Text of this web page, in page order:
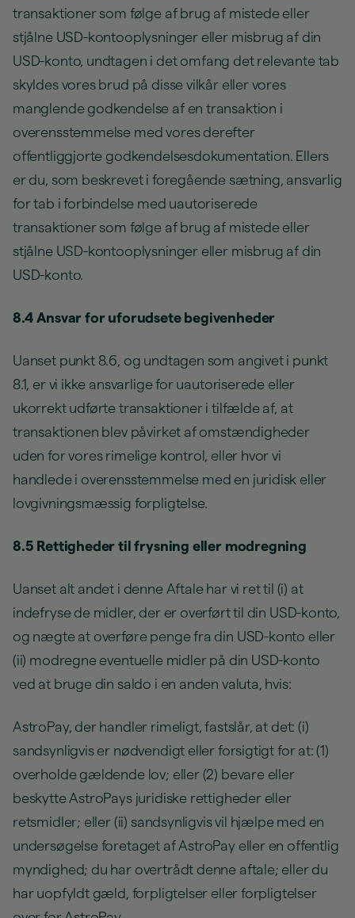
transaktioner som følge af brug af mistede eller
stjålne USD-kontooplysninger eller misbrug af din
USD-konto, undtagen i det omfang det relevante tab
skyldes vores brud på disse vilkår eller vores
manglende godkendelse af en transaktion i
overensstemmelse med vores derefter
offentliggjorte godkendelsesdokumentation. Ellers
er du, som beskrevet i foregående sætning, ansvarlig
for tab i forbindelse med uautoriserede
transaktioner som følge af brug af mistede eller
stjålne USD-kontooplysninger eller misbrug af din
USD-konto.
8.4 Ansvar for uforudsete begivenheder
Uanset punkt 8.6, og undtagen som angivet i punkt
8.1, er vi ikke ansvarlige for uautoriserede eller
ukorrekt udførte transaktioner i tilfælde af, at
transaktionen blev påvirket af omstændigheder
uden for vores rimelige kontrol, eller hvor vi
handlede i overensstemmelse med en juridisk eller
lovgivningsmæssig forpligtelse.
8.5 Rettigheder til frysning eller modregning
Uanset alt andet i denne Aftale har vi ret til (i) at
indefryse de midler, der er overført til din USD-konto,
og nægte at overføre penge fra din USD-konto eller
(ii) modregne eventuelle midler på din USD-konto
ved at bruge din saldo i en anden valuta, hvis:
AstroPay, der handler rimeligt, fastslår, at det: (i)
sandsynligvis er nødvendigt eller forsigtigt for at: (1)
overholde gældende lov; eller (2) bevare eller
beskytte AstroPays juridiske rettigheder eller
retsmidler; eller (ii) sandsynligvis vil hjælpe med en
undersøgelse foretaget af AstroPay eller en offentlig
myndighed; du har overtrådt denne aftale; eller du
har uopfyldt gæld, forpligtelser eller forpligtelser